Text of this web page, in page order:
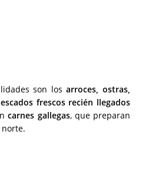
son losarroces, ostras,
frescos recién llegados
carnes gallegas, que preparan